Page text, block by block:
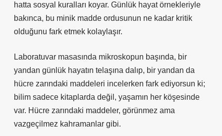
hatta sosyal kuralları koyar. Günlük hayat örnekleriyle
bakınca, bu minik madde ordusunun ne kadar kritik
olduğunu fark etmek kolaylaşır.
Laboratuvar masasında mikroskopun başında, bir
yandan günlük hayatın telaşına dalıp, bir yandan da
hücre zarındaki maddeleri incelerken fark ediyorsun ki;
bilim sadece kitaplarda değil, yaşamın her köşesinde
var. Hücre zarındaki maddeler, görünmez ama
vazgeçilmez kahramanlar gibi.